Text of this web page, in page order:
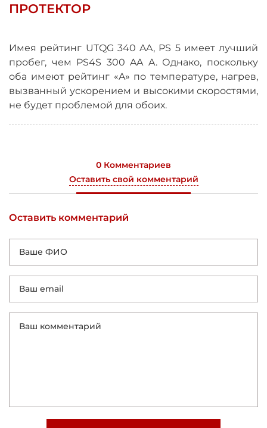
ПРОТЕКТОР
Имея рейтинг UTQG 340 AA, PS 5 имеет лучший
пробег, чем PS4S 300 AA A. Однако, поскольку
оба имеют рейтинг «A» по температуре, нагрев,
вызванный ускорением и высокими скоростями,
не будет проблемой для обоих.
0 Комментариев
Оставить свой комментарий
Оставить комментарий